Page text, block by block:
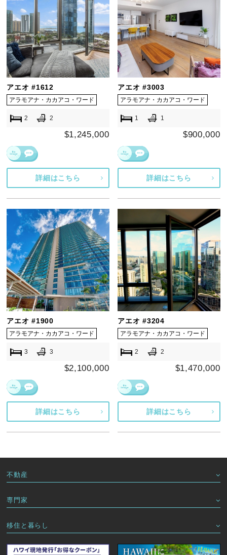
アエオ #1612
アラモアナ・カカアコ・ワード
2 2
$1,245,000
詳細はこちら
アエオ #3003
アラモアナ・カカアコ・ワード
1 1
$900,000
詳細はこちら
アエオ #1900
アラモアナ・カカアコ・ワード
3 3
$2,100,000
詳細はこちら
アエオ #3204
アラモアナ・カカアコ・ワード
2 2
$1,470,000
詳細はこちら
不動産
専門家
移住と暮らし